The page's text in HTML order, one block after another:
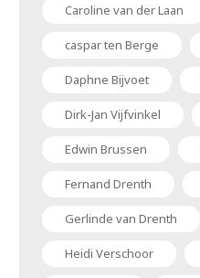
Caroline van der Laan
caspar ten Berge
Daphne Bijvoet
Dirk-Jan Vijfvinkel
Edwin Brussen
Fernand Drenth
Gerlinde van Drenth
Heidi Verschoor